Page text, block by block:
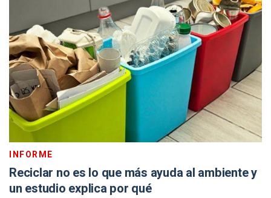
INFORME
Reciclar no es lo que más ayuda al ambiente y
un estudio explica por qué